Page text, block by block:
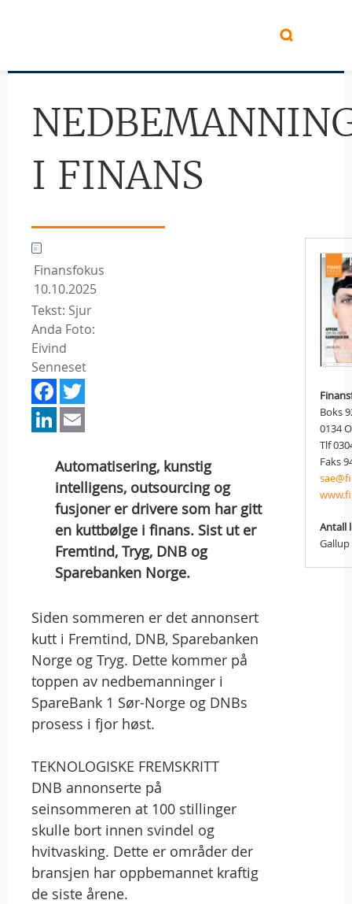
I FINANS
Finansfokus
10.10.2025
Tekst: Sjur
Anda Foto:
Eivind
Senneset
Facebook
LinkedIn
Automatisering, kunstig
intelligens, outsourcing og
fusjoner er drivere som har gitt
en kuttbølge i finans. Sist ut er
Fremtind, Tryg, DNB og
Sparebanken Norge.
Siden sommeren er det annonsert
kutt i Fremtind, DNB, Sparebanken
Norge og Tryg. Dette kommer på
toppen av nedbemanninger i
SpareBank 1 Sør-Norge og DNBs
prosess i fjor høst.
TEKNOLOGISKE FREMSKRITT
DNB annonserte på
seinsommeren at 100 stillinger
skulle bort innen svindel og
hvitvasking. Dette er områder der
bransjen har oppbemannet kraftig
de siste årene.
Boks
0134
Tlf
Faks
Antall
Gallup